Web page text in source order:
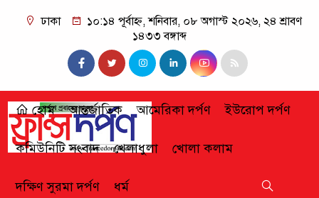
ঢাকা
১০:১৪ পূর্বাহ্ন, শনিবার, ০৮ অগাস্ট ২০২৬, ২৪ শ্রাবণ
১৪৩৩ বঙ্গাব্দ
হোম আন্তর্জাতিক আমেরিকা দর্পণ ইউরোপ দর্পণ
কমিউনিটি সংবাদ খেলাধুলা খোলা কলাম
দক্ষিণ সুরমা দর্পণ ধর্ম